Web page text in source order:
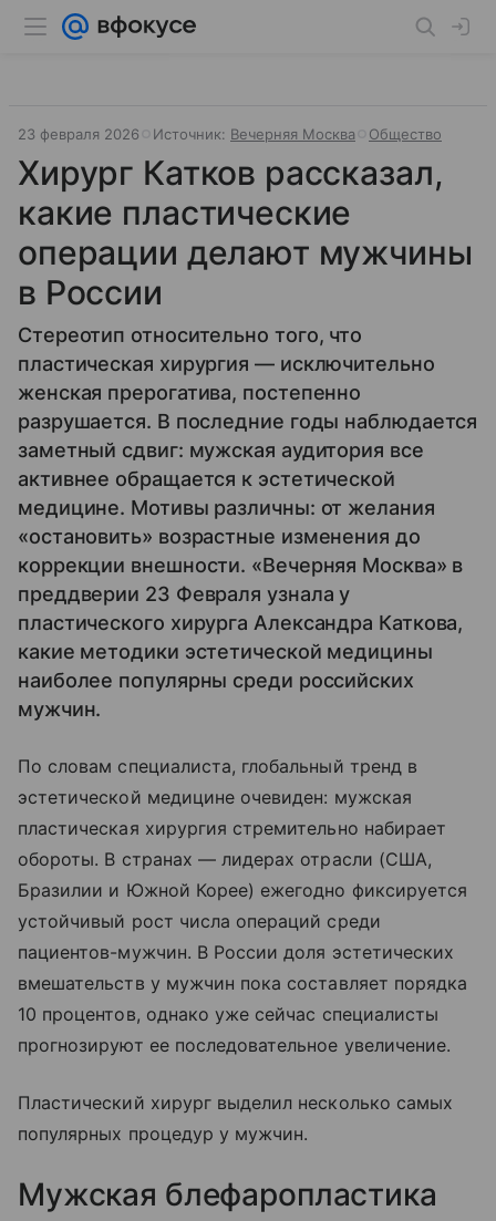
23 февраля 2026 Источник: Вечерняя Москва Общество
Хирург Катков рассказал,
какие пластические
операции делают мужчины
в России
Стереотип относительно того, что
пластическая хирургия — исключительно
женская прерогатива, постепенно
разрушается. В последние годы наблюдается
заметный сдвиг: мужская аудитория все
активнее обращается к эстетической
медицине. Мотивы различны: от желания
«остановить» возрастные изменения до
коррекции внешности. «Вечерняя Москва» в
преддверии 23 Февраля узнала у
пластического хирурга Александра Каткова,
какие методики эстетической медицины
наиболее популярны среди российских
мужчин.
По словам специалиста, глобальный тренд в
эстетической медицине очевиден: мужская
пластическая хирургия стремительно набирает
обороты. В странах — лидерах отрасли (США,
Бразилии и Южной Корее) ежегодно фиксируется
устойчивый рост числа операций среди
пациентов-мужчин. В России доля эстетических
вмешательств у мужчин пока составляет порядка
10 процентов, однако уже сейчас специалисты
прогнозируют ее последовательное увеличение.
Пластический хирург выделил несколько самых
популярных процедур у мужчин.
Мужская блефаропластика